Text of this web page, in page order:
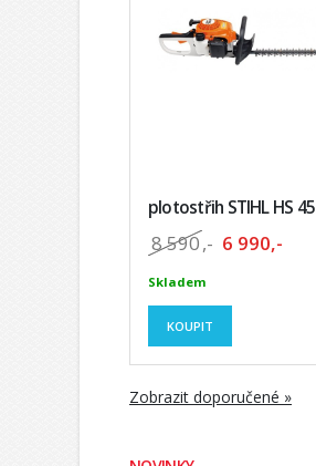
plotostřih STIHL HS 45
8 590,- 6 990,-
Skladem
KOUPIT
Zobrazit doporučené »